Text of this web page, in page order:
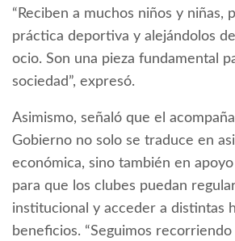
“Reciben a muchos niños y niñas,
práctica deportiva y alejándolos
ocio. Son una pieza fundamental
sociedad”, expresó.
Asimismo, señaló que el
Gobierno no solo se traduce en
económica, sino también en
para que los clubes puedan
institucional y acceder a distintas
beneficios. “Seguimos